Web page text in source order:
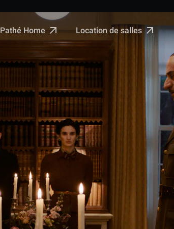
Pathé Home Location de salles